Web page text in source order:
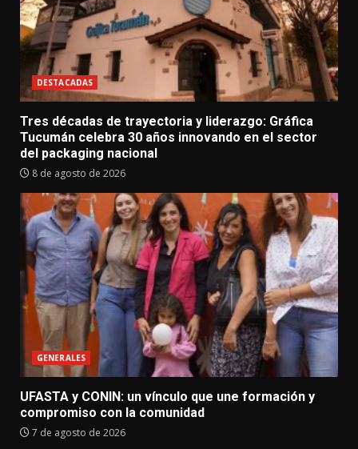
DESTACADAS
Tres décadas de trayectoria y liderazgo: Gráfica
Tucumán celebra 30 años innovando en el sector
del packaging nacional
8 de agosto de 2026
GENERALES
UFASTA y CONIN: un vínculo que une formación y
compromiso con la comunidad
7 de agosto de 2026